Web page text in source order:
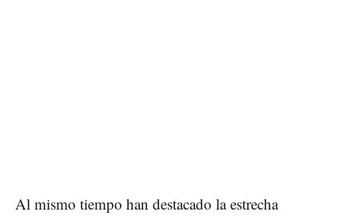
Al mismo tiempo han destacado la estrecha